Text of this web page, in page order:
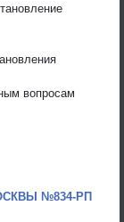
вопросам
№834-РП